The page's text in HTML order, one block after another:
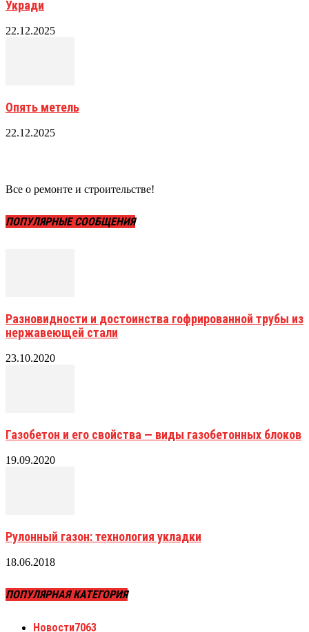
Укради
22.12.2025
Опять метель
22.12.2025
Все о ремонте и строительстве!
ПОПУЛЯРНЫЕ СООБЩЕНИЯ
Разновидности и достоинства гофрированной трубы из
нержавеющей стали
23.10.2020
Газобетон и его свойства — виды газобетонных блоков
19.09.2020
Рулонный газон: технология укладки
18.06.2018
ПОПУЛЯРНАЯ КАТЕГОРИЯ
Новости7063